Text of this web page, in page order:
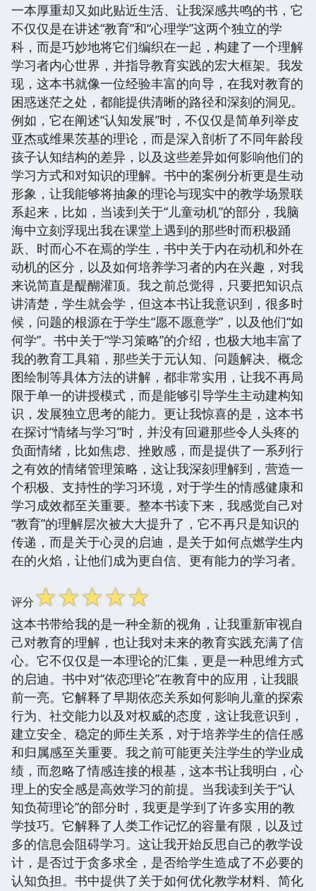
一本厚重却又如此贴近生活、让我深感共鸣的书，它
不仅仅是在讲述“教育”和“心理学”这两个独立的学
科，而是巧妙地将它们编织在一起，构建了一个理解
学习者内心世界，并指导教育实践的宏大框架。我发
现，这本书就像一位经验丰富的向导，在我对教育的
困惑迷茫之处，都能提供清晰的路径和深刻的洞见。
例如，它在阐述“认知发展”时，不仅仅是简单列举皮
亚杰或维果茨基的理论，而是深入剖析了不同年龄段
孩子认知结构的差异，以及这些差异如何影响他们的
学习方式和对知识的理解。书中的案例分析更是生动
形象，让我能够将抽象的理论与现实中的教学场景联
系起来，比如，当读到关于“儿童动机”的部分，我脑
海中立刻浮现出我在课堂上遇到的那些时而积极踊
跃、时而心不在焉的学生，书中关于内在动机和外在
动机的区分，以及如何培养学习者的内在兴趣，对我
来说简直是醍醐灌顶。我之前总觉得，只要把知识点
讲清楚，学生就会学，但这本书让我意识到，很多时
候，问题的根源在于学生“愿不愿意学”，以及他们“如
何学”。书中关于“学习策略”的介绍，也极大地丰富了
我的教育工具箱，那些关于元认知、问题解决、概念
图绘制等具体方法的讲解，都非常实用，让我不再局
限于单一的讲授模式，而是能够引导学生主动建构知
识，发展独立思考的能力。更让我惊喜的是，这本书
在探讨“情绪与学习”时，并没有回避那些令人头疼的
负面情绪，比如焦虑、挫败感，而是提供了一系列行
之有效的情绪管理策略，这让我深刻理解到，营造一
个积极、支持性的学习环境，对于学生的情感健康和
学习成效都至关重要。整本书读下来，我感觉自己对
“教育”的理解层次被大大提升了，它不再只是知识的
传递，而是关于心灵的启迪，是关于如何点燃学生内
在的火焰，让他们成为更自信、更有能力的学习者。
评分☆☆☆☆☆
这本书带给我的是一种全新的视角，让我重新审视自
己对教育的理解，也让我对未来的教育实践充满了信
心。它不仅仅是一本理论的汇集，更是一种思维方式
的启迪。书中对“依恋理论”在教育中的应用，让我眼
前一亮。它解释了早期依恋关系如何影响儿童的探索
行为、社交能力以及对权威的态度，这让我意识到，
建立安全、稳定的师生关系，对于培养学生的信任感
和归属感至关重要。我之前可能更关注学生的学业成
绩，而忽略了情感连接的根基，这本书让我明白，心
理上的安全感是高效学习的前提。当我读到关于“认
知负荷理论”的部分时，我更是学到了许多实用的教
学技巧。它解释了人类工作记忆的容量有限，以及过
多的信息会阻碍学习。这让我开始反思自己的教学设
计，是否过于贪多求全，是否给学生造成了不必要的
认知负担。书中提供了关于如何优化教学材料、简化